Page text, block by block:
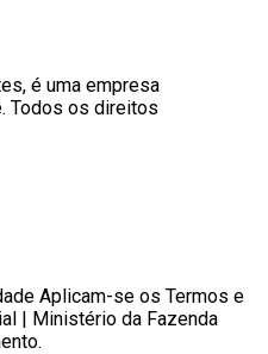
é uma empresa
Todos os direitos
Aplicam-se os Termos e
| Ministério da Fazenda